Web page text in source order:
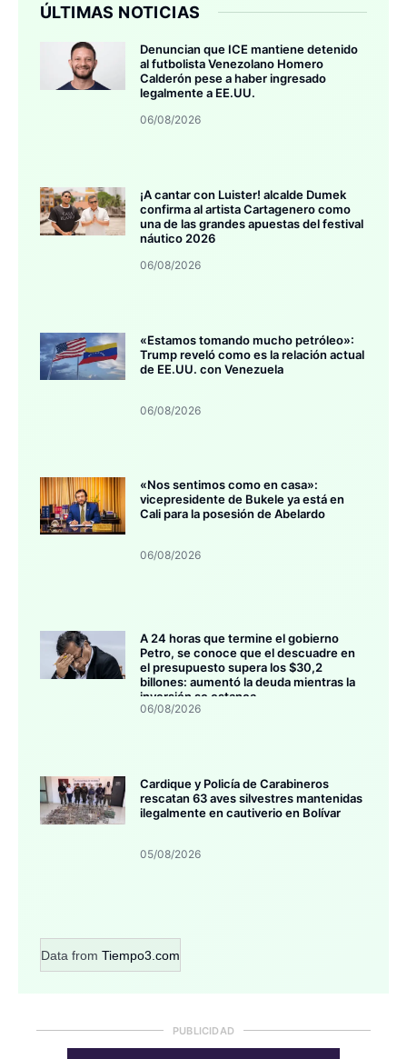
ÚLTIMAS NOTICIAS
Denuncian que ICE mantiene detenido
al futbolista Venezolano Homero
Calderón pese a haber ingresado
legalmente a EE.UU.
06/08/2026
¡A cantar con Luister! alcalde Dumek
confirma al artista Cartagenero como
una de las grandes apuestas del festival
náutico 2026
06/08/2026
«Estamos tomando mucho petróleo»:
Trump reveló como es la relación actual
de EE.UU. con Venezuela
06/08/2026
«Nos sentimos como en casa»:
vicepresidente de Bukele ya está en
Cali para la posesión de Abelardo
06/08/2026
A 24 horas que termine el gobierno
Petro, se conoce que el descuadre en
el presupuesto supera los $30,2
billones: aumentó la deuda mientras la
inversión se estanca
06/08/2026
Cardique y Policía de Carabineros
rescatan 63 aves silvestres mantenidas
ilegalmente en cautiverio en Bolívar
05/08/2026
Data from Tiempo3.com
PUBLICIDAD